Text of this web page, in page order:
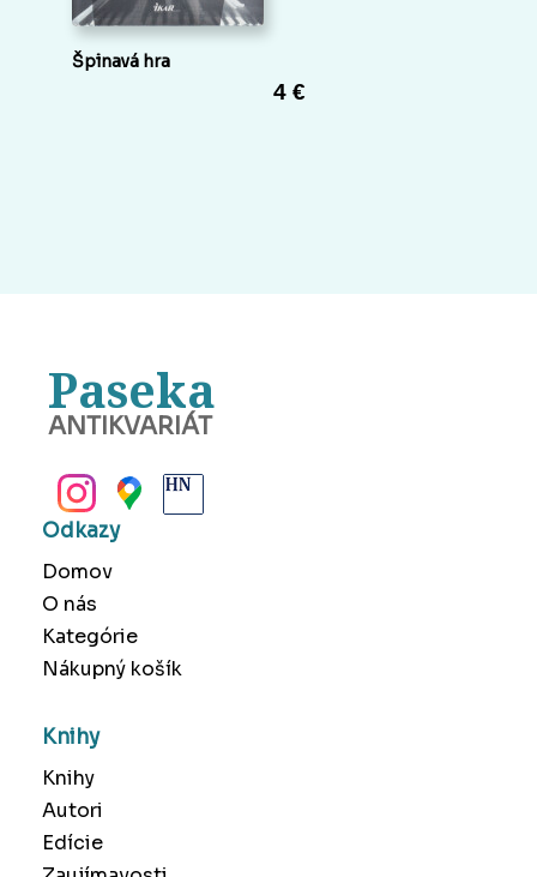
Špinavá hra
4 €
Paseka
ANTIKVARIÁT
Odkazy
Domov
O nás
Kategórie
Nákupný košík
Knihy
Knihy
Autori
Edície